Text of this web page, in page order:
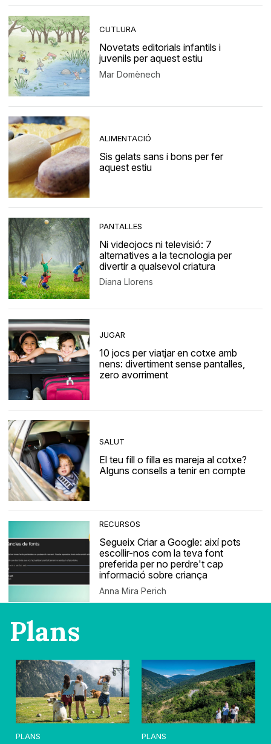
CUTLURA
Novetats editorials infantils i
juvenils per aquest estiu
Mar Domènech
ALIMENTACIÓ
Sis gelats sans i bons per fer
aquest estiu
PANTALLES
Ni videojocs ni televisió: 7
alternatives a la tecnologia per
divertir a qualsevol criatura
Diana Llorens
JUGAR
10 jocs per viatjar en cotxe amb
nens: divertiment sense pantalles,
zero avorriment
SALUT
El teu fill o filla es mareja al cotxe?
Alguns consells a tenir en compte
RECURSOS
Segueix Criar a Google: així pots
escollir-nos com la teva font
preferida per no perdre't cap
informació sobre criança
Anna Mira Perich
Plans
PLANS PLANS